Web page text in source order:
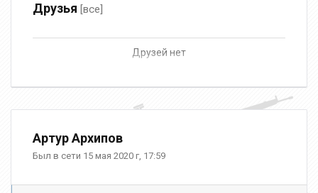
Друзья [все]
Друзей нет
Артур Архипов
Был в сети 15 мая 2020 г, 17:59